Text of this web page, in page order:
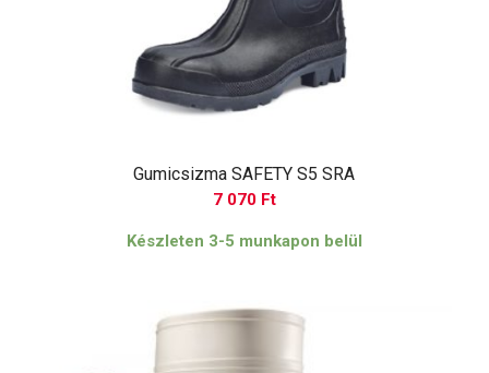
Gumicsizma SAFETY S5 SRA
7 070 Ft
Készleten 3-5 munkapon belül